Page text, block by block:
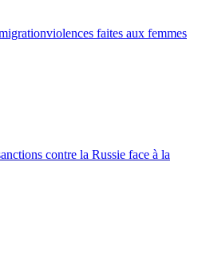
violences faites aux femmes
contre la Russie face à la